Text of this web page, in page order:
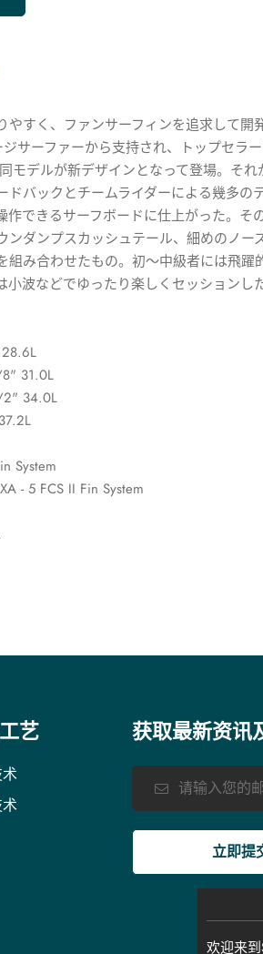
欢迎来
やすく、ファンサーフィンを追求して開
ジサーファーから支持され、トップセラ
モデルが新デザインとなって登場。それが
ドバックとチームライダーによる幾多の
作できるサーフボードに仕上がった。そ
ンダンプスカッシュテール、細めのノー
組み合わせたもの。初～中級者には飛躍
小波などでゆったり楽しくセッションし
31.0L
34.0L
System
- 5 FCS II Fin System
获取最新资讯
立即提
艺